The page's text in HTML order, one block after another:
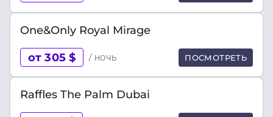
One&Only Royal Mirage
от 305 $ / ночь ПОСМОТРЕТЬ
Raffles The Palm Dubai